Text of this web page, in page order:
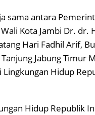
sama antara
Kota Jambi Dr. dr.
Hari Fadhil Arif,
Jabung Timur
Hidup
Hidup Republik